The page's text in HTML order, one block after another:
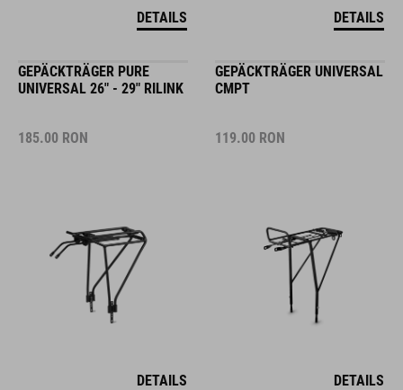
DETAILS DETAILS
GEPÄCKTRÄGER PURE
UNIVERSAL 26" - 29" RILINK
185.00 RON
DETAILS
GEPÄCKTRÄGER UNIVERSAL
CMPT
119.00 RON
DETAILS